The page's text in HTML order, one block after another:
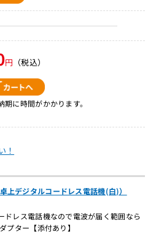
円 （税込）
に時間がかかります。
！
デジタルコードレス電話機(白)）
ドレス電話機なので電波が届く範囲なら
ター【添付あり】